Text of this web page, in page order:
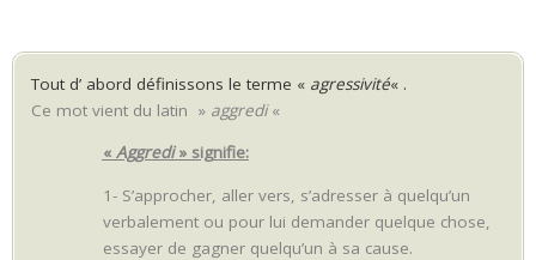
Tout d’ abord définissons le terme « agressivité« .
Ce mot vient du latin » aggredi«
« Aggredi» signifie:
1- S’approcher, aller vers, s’adresser à quelqu’un
verbalement ou pour lui demander quelque chose,
essayer de gagner quelqu’un à sa cause.